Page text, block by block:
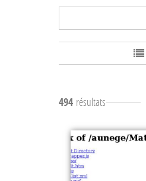
494 résultats